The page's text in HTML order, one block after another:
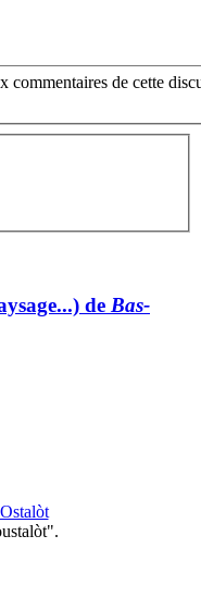
commentaires de cette
de Bas-